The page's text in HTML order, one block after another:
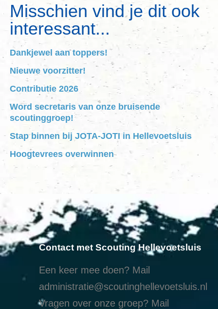
Misschien vind je dit ook
interessant...
Dankjewel aan toppers!
Nieuwe voorzitter!
Contributie 2026
Word secretaris van onze bruisende
scoutinggroep!
Stap binnen bij JOTA-JOTI in Hellevoetsluis
Hoogtevrees overwinnen
Contact met Scouting Hellevoetsluis
Een keer mee doen? Mail
administratie@scoutinghellevoetsluis.nl
Vragen over onze groep? Mail